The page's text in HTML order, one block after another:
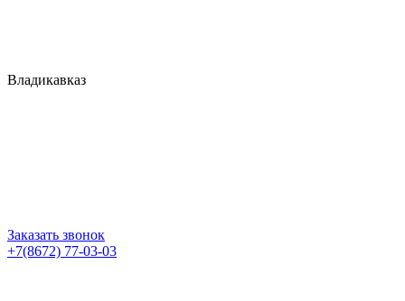
Владикавказ
Заказать звонок
+7(8672) 77-03-03